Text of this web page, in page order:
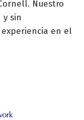
Nuestro
y sin
en el